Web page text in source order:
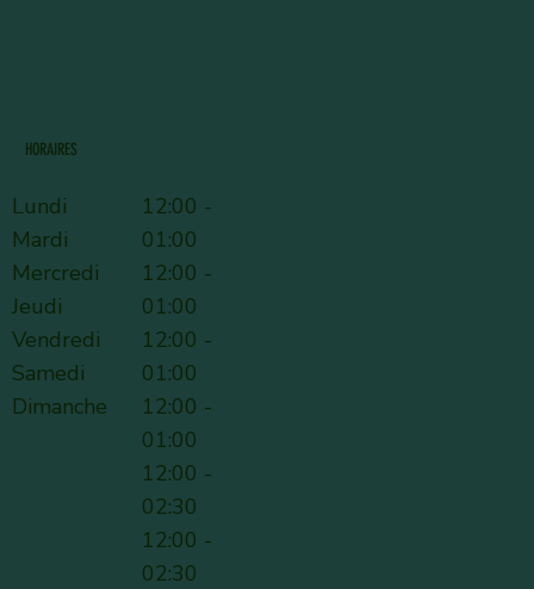
Lundi
Mardi
Mercredi
Jeudi
Vendredi
Samedi
Dimanche
HORAIRES
12:00 -
01:00
12:00 -
01:00
12:00 -
01:00
12:00 -
01:00
12:00 -
02:30
12:00 -
02:30